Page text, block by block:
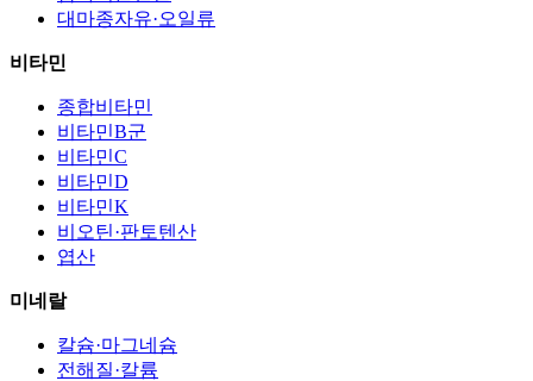
대마종자유·오일류
비타민
종합비타민
비타민B군
비타민C
비타민D
비타민K
비오틴·판토텐산
엽산
미네랄
칼슘·마그네슘
전해질·칼륨